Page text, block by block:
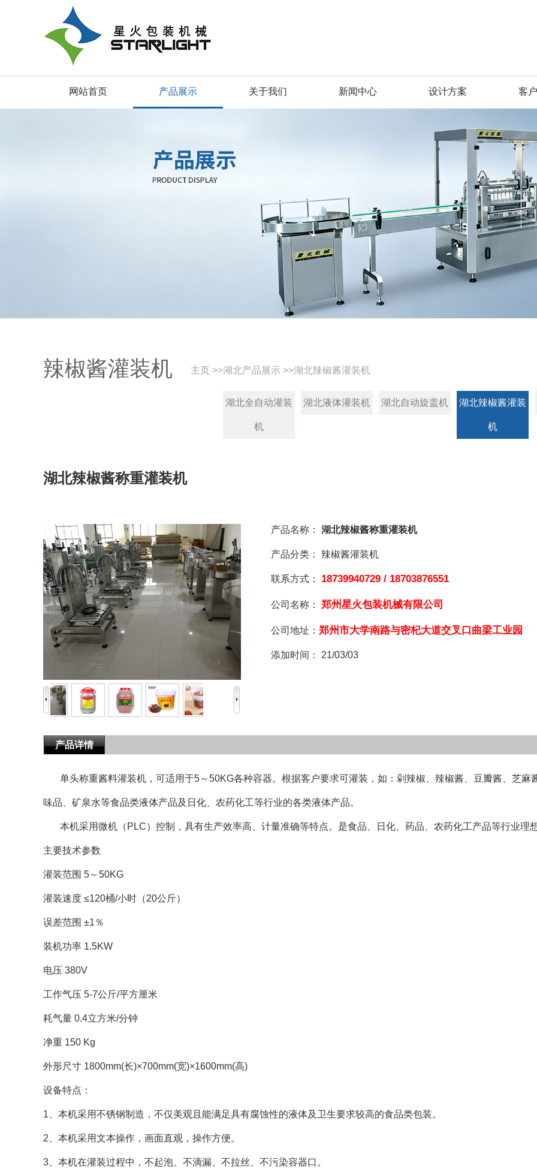
网站首页 产品展示 关于我们 新闻中心 设计方案 客
辣椒酱灌装机 主页 >>湖北产品展示 >>湖北辣椒酱灌装机
湖北全自动灌装
机
湖北液体灌装机 湖北自动旋盖机 湖北辣椒酱灌装
机
湖北辣椒酱称重灌装机
产品名称： 湖北辣椒酱称重灌装机
产品分类： 辣椒酱灌装机
联系方式： 18739940729 / 18703876551
公司名称： 郑州星火包装机械有限公司
公司地址： 郑州市大学南路与密杞大道交叉口曲梁工业园
添加时间： 21/03/03
产品详情
单头称重酱料灌装机，可适用于5～50KG各种容器。根据客户要求可灌装，如：剁辣椒、辣椒酱、豆瓣酱、芝
味品、矿泉水等食品类液体产品及日化、农药化工等行业的各类液体产品。
本机采用微机（PLC）控制，具有生产效率高、计量准确等特点。是食品、日化、药品、农药化工产品等行业理想
主要技术参数
灌装范围 5～50KG
灌装速度 ≤120桶/小时（20公斤）
误差范围 ±1％
装机功率 1.5KW
电压 380V
工作气压 5-7公斤/平方厘米
耗气量 0.4立方米/分钟
净重 150 Kg
外形尺寸 1800mm(长)×700mm(宽)×1600mm(高)
设备特点：
1、本机采用不锈钢制造，不仅美观且能满足具有腐蚀性的液体及卫生要求较高的食品类包装。
2、本机采用文本操作，画面直观，操作方便。
3、本机在灌装过程中，不起泡、不滴漏、不拉丝、不污染容器口。